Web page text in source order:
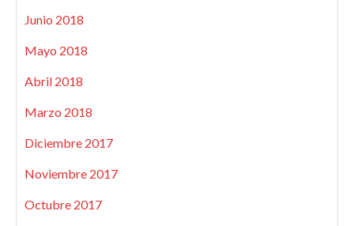
Junio 2018
Mayo 2018
Abril 2018
Marzo 2018
Diciembre 2017
Noviembre 2017
Octubre 2017